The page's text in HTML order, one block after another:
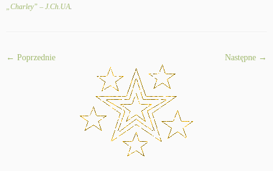
„Charley” – J.Ch.UA.
← Poprzednie Następne →